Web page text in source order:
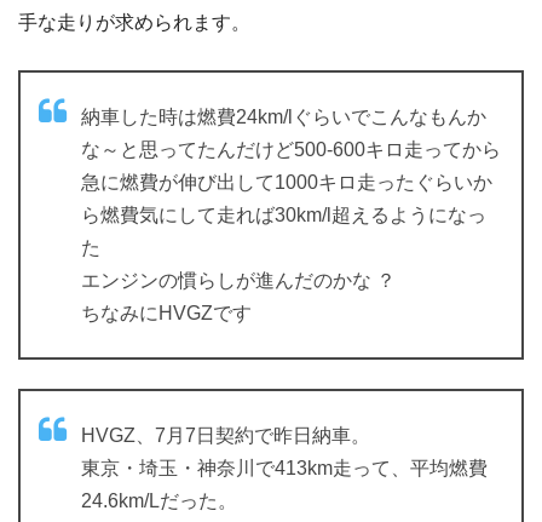
手な走りが求められます。
納車した時は燃費24km/lぐらいでこんなもんか
な～と思ってたんだけど500-600キロ走ってから
急に燃費が伸び出して1000キロ走ったぐらいか
ら燃費気にして走れば30km/l超えるようになっ
た
エンジンの慣らしが進んだのかな ？
ちなみにHVGZです
HVGZ、7月7日契約で昨日納車。
東京・埼玉・神奈川で413km走って、平均燃費
24.6km/Lだった。